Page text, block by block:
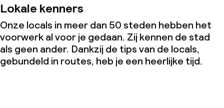
Lokale kenners
Onze locals in meer dan 50 steden hebben het
voorwerk al voor je gedaan. Zij kennen de stad
als geen ander. Dankzij de tips van de locals,
gebundeld in routes, heb je een heerlijke tijd.